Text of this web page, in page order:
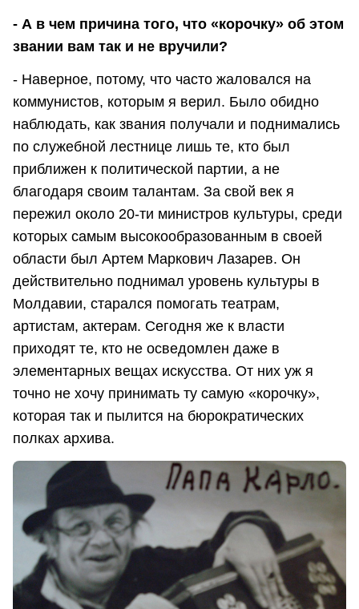
- А в чем причина того, что «корочку» об этом
звании вам так и не вручили?
- Наверное, потому, что часто жаловался на
коммунистов, которым я верил. Было обидно
наблюдать, как звания получали и поднимались
по служебной лестнице лишь те, кто был
приближен к политической партии, а не
благодаря своим талантам. За свой век я
пережил около 20-ти министров культуры, среди
которых самым высокообразованным в своей
области был Артем Маркович Лазарев. Он
действительно поднимал уровень культуры в
Молдавии, старался помогать театрам,
артистам, актерам. Сегодня же к власти
приходят те, кто не осведомлен даже в
элементарных вещах искусства. От них уж я
точно не хочу принимать ту самую «корочку»,
которая так и пылится на бюрократических
полках архива.